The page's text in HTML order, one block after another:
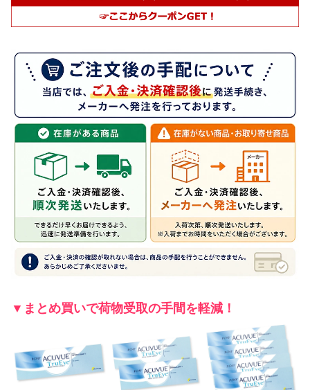
▼まとめ買いで荷物受取の手間を軽減！